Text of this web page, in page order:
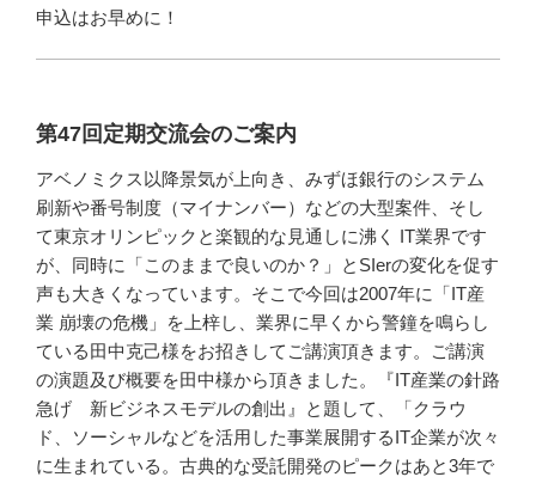
申込はお早めに！
第47回定期交流会のご案内
アベノミクス以降景気が上向き、みずほ銀行のシステム
刷新や番号制度（マイナンバー）などの大型案件、そし
て東京オリンピックと楽観的な見通しに沸く IT業界です
が、同時に「このままで良いのか？」とSIerの変化を促す
声も大きくなっています。そこで今回は2007年に「IT産
業 崩壊の危機」を上梓し、業界に早くから警鐘を鳴らし
ている田中克己様をお招きしてご講演頂きます。ご講演
の演題及び概要を田中様から頂きました。『IT産業の針路
急げ 新ビジネスモデルの創出』と題して、「クラウ
ド、ソーシャルなどを活用した事業展開するIT企業が次々
に生まれている。古典的な受託開発のピークはあと3年で